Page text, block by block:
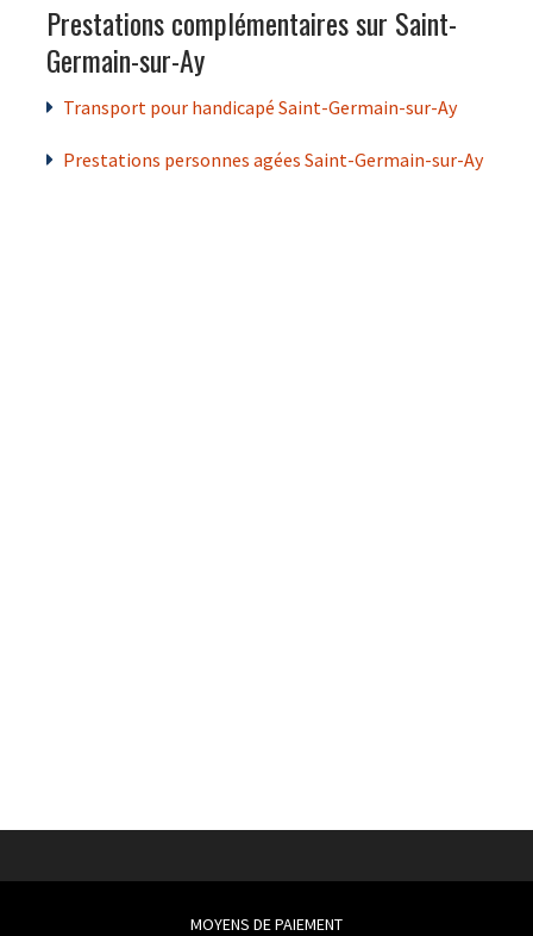
Prestations complémentaires sur Saint-
Germain-sur-Ay
Transport pour handicapé Saint-Germain-sur-Ay
Prestations personnes agées Saint-Germain-sur-Ay
MOYENS DE PAIEMENT